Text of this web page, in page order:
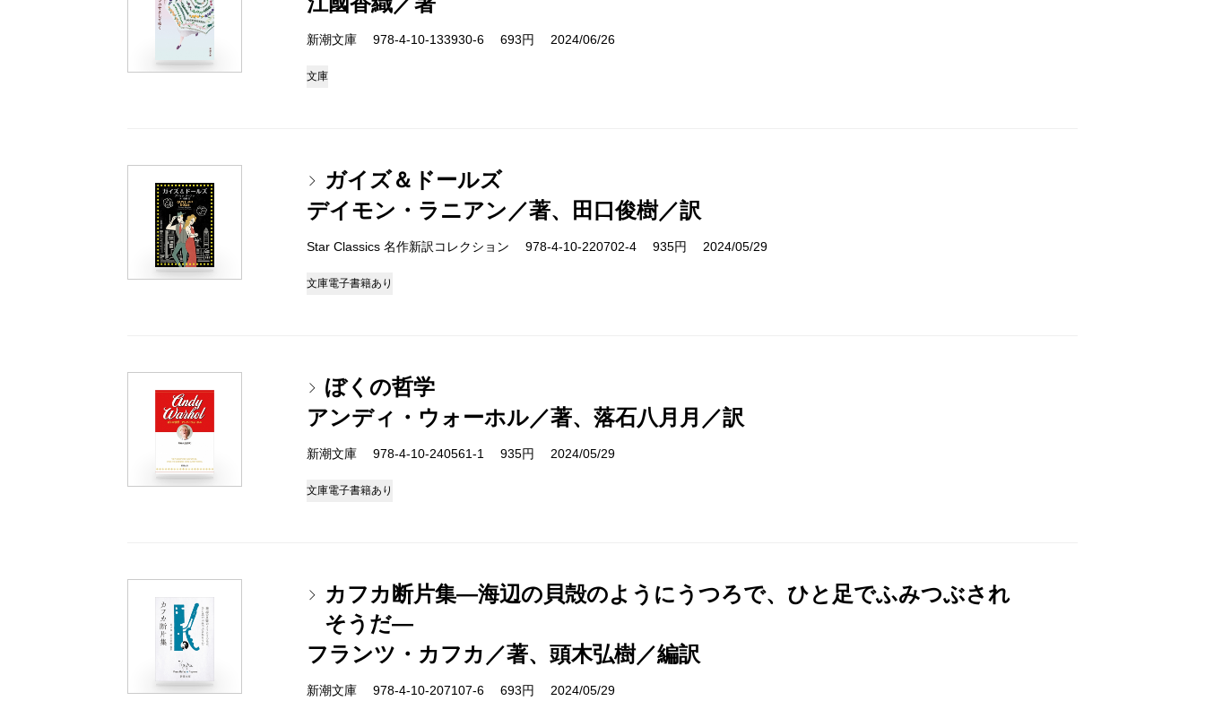
新潮文庫 978-4-10-133930-6 693円 2024/06/26
文庫
ガイズ＆ドールズ
デイモン・ラニアン／著、田口俊樹／訳
Star Classics 名作新訳コレクション 978-4-10-220702-4 935円 2024/05/29
文庫電子書籍あり
ぼくの哲学
アンディ・ウォーホル／著、落石八月月／訳
新潮文庫 978-4-10-240561-1 935円 2024/05/29
文庫電子書籍あり
カフカ断片集―海辺の貝殻のようにうつろで、ひと足でふみつぶされ
そうだ―
フランツ・カフカ／著、頭木弘樹／編訳
新潮文庫 978-4-10-207107-6 693円 2024/05/29